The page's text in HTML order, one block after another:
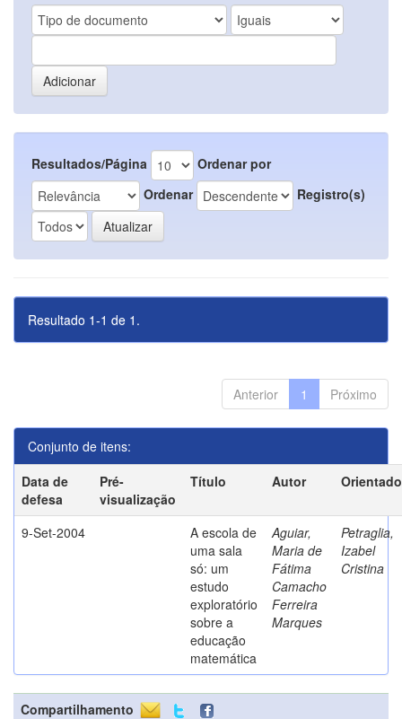
Resultados/Página
Ordenar por
Ordenar
Registro(s)
Resultado 1-1 de 1.
Anterior 1 Próximo
Conjunto de itens:
Data de
defesa
Pré-
visualização
Título Autor
9-Set-2004
A escola de
uma sala
só: um
estudo
exploratório
sobre a
educação
matemática
Aguiar,
Maria de
Fátima
Camacho
Ferreira
Marques
Petraglia,
Izabel
Cristina
Compartilhamento